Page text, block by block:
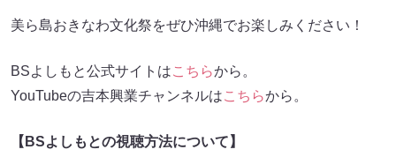
美ら島おきなわ文化祭をぜひ沖縄でお楽しみください！
BSよしもと公式サイトはこちらから。
YouTubeの吉本興業チャンネルはこちらから。
【BSよしもとの視聴方法について】